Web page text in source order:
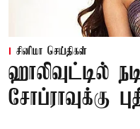
சினிமா செய்திகள்
ஹாலிவுட்டில்
சோப்ராவுக்கு